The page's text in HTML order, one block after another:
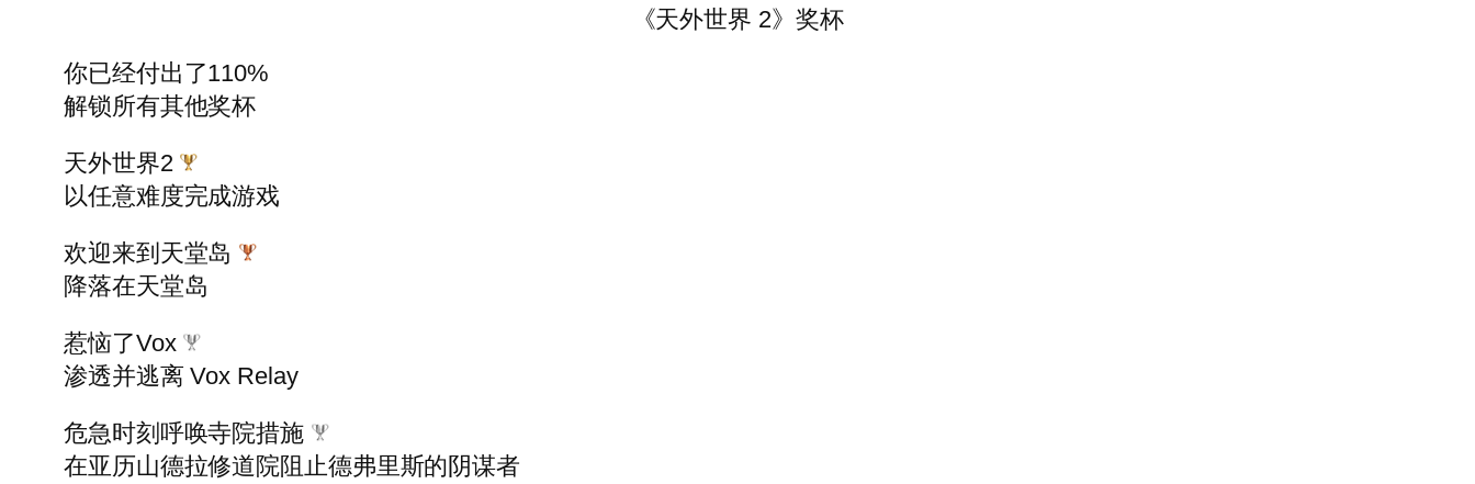
《天外世界 2》奖杯
你已经付出了110%
解锁所有其他奖杯
天外世界2
以任意难度完成游戏
欢迎来到天堂岛
降落在天堂岛
惹恼了Vox
渗透并逃离 Vox Relay
危急时刻呼唤寺院措施
在亚历山德拉修道院阻止德弗里斯的阴谋者